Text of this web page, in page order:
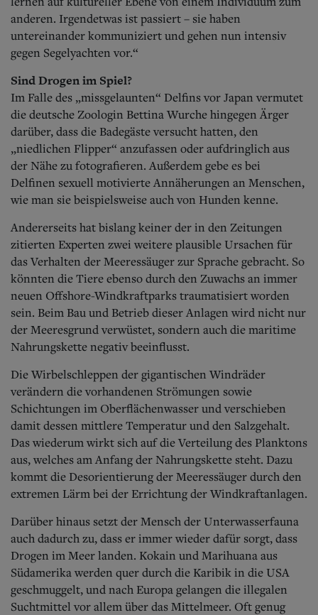
anderen. Irgendetwas ist passiert – sie haben
untereinander kommuniziert und gehen nun intensiv
gegen Segelyachten vor.“
Sind Drogen im Spiel?
Im Falle des „missgelaunten“ Delfins vor Japan vermutet
die deutsche Zoologin Bettina Wurche hingegen Ärger
darüber, dass die Badegäste versucht hatten, den
„niedlichen Flipper“ anzufassen oder aufdringlich aus
der Nähe zu fotografieren. Außerdem gebe es bei
Delfinen sexuell motivierte Annäherungen an Menschen,
wie man sie beispielsweise auch von Hunden kenne.
Andererseits hat bislang keiner der in den Zeitungen
zitierten Experten zwei weitere plausible Ursachen für
das Verhalten der Meeressäuger zur Sprache gebracht. So
könnten die Tiere ebenso durch den Zuwachs an immer
neuen Offshore-Windkraftparks traumatisiert worden
sein. Beim Bau und Betrieb dieser Anlagen wird nicht nur
der Meeresgrund verwüstet, sondern auch die maritime
Nahrungskette negativ beeinflusst.
Die Wirbelschleppen der gigantischen Windräder
verändern die vorhandenen Strömungen sowie
Schichtungen im Oberflächenwasser und verschieben
damit dessen mittlere Temperatur und den Salzgehalt.
Das wiederum wirkt sich auf die Verteilung des Planktons
aus, welches am Anfang der Nahrungskette steht. Dazu
kommt die Desorientierung der Meeressäuger durch den
extremen Lärm bei der Errichtung der Windkraftanlagen.
Darüber hinaus setzt der Mensch der Unterwasserfauna
auch dadurch zu, dass er immer wieder dafür sorgt, dass
Drogen im Meer landen. Kokain und Marihuana aus
Südamerika werden quer durch die Karibik in die USA
geschmuggelt, und nach Europa gelangen die illegalen
Suchtmittel vor allem über das Mittelmeer. Oft genug